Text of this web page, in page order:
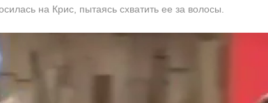
на Крис, пытаясь схватить ее за волосы.